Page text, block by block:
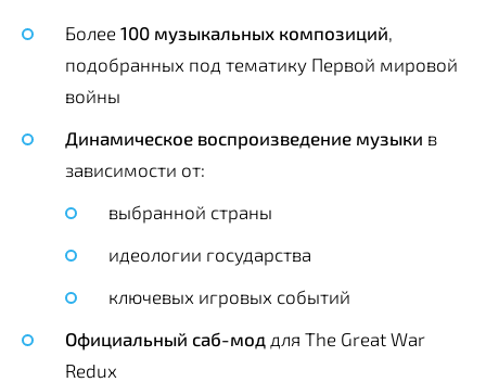
Более 100 музыкальных композиций
подобранных под тематику Первой мировой
войны
Динамическое воспроизведение музыки в
зависимости от:
выбранной страны
идеологии государства
ключевых игровых событий
Официальный саб-мод для The Great War
Redux